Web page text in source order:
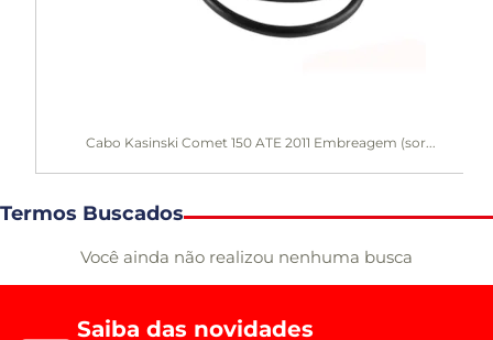
Cabo Kasinski Comet 150 ATE 2011 Embreagem (sor...
Termos Buscados
Você ainda não realizou nenhuma busca
Saiba das novidades